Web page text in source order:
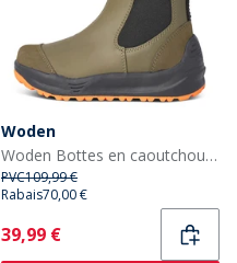
Woden
Woden Bottes en caoutchouc Silja Enfant Woden 295 Dark Olive
PVC109,99 €
Rabais70,00 €
Current
39,99 €